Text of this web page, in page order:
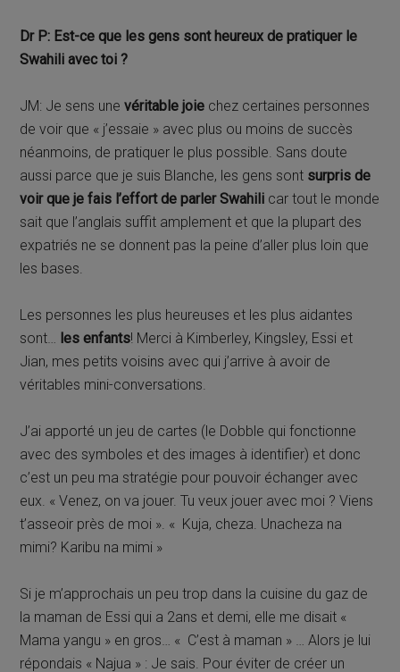
Dr P: Est-ce que les gens sont heureux de pratiquer le
Swahili avec toi ?
JM: Je sens unevéritable joie chez certaines personnes
de voir que « j’essaie » avec plus ou moins de succès
néanmoins, de pratiquer le plus possible. Sans doute
aussi parce que je suis Blanche, les gens sont surpris de
voir que je fais l’effort de parler Swahili car tout le monde
sait que l’anglais suffit amplement et que la plupart des
expatriés ne se donnent pas la peine d’aller plus loin que
les bases.
Les personnes les plus heureuses et les plus aidantes
sont… les enfants! Merci à Kimberley, Kingsley, Essi et
Jian, mes petits voisins avec qui j’arrive à avoir de
véritables mini-conversations.
J’ai apporté un jeu de cartes (le Dobble qui fonctionne
avec des symboles et des images à identifier) et donc
c’est un peu ma stratégie pour pouvoir échanger avec
eux. « Venez, on va jouer. Tu veux jouer avec moi ? Viens
t’asseoir près de moi ». « Kuja, cheza. Unacheza na
mimi? Karibu na mimi »
Si je m’approchais un peu trop dans la cuisine du gaz de
la maman de Essi qui a 2ans et demi, elle me disait «
Mama yangu » en gros… « C’est à maman » … Alors je lui
répondais « Najua » : Je sais. Pour éviter de créer un